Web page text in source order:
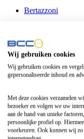
Bertazzoni
Fitelli
Airfryer
Frituurpan
Contactgrill
Broodbakmachine
Broodrooster
Wij gebruiken cookies
Wij gebruiken cookies en
gepersonaliseerde inhoud en
Met deze cookies verzamelen
bezoeker en volgen we uw
aan de hand van unieke
persoonlijke profiel op.
voorkeuren. Ook kunnen wij zo